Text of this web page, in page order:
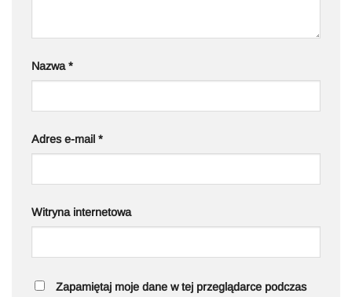
Nazwa*
Adres e-mail *
Witryna internetowa
Zapamiętaj moje dane w tej przeglądarce podczas